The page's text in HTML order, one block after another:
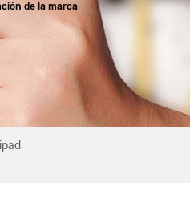
de la marca